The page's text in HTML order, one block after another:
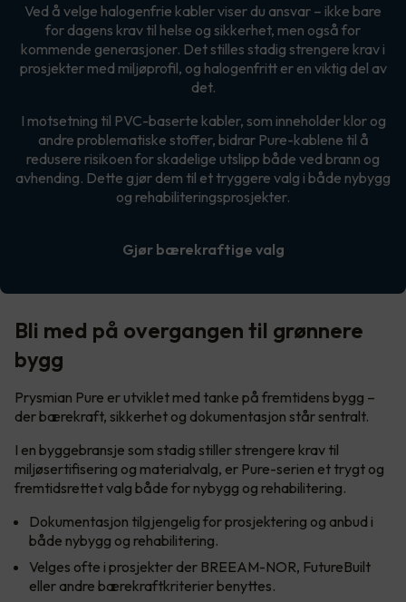
Ved å velge halogenfrie kabler viser du ansvar – ikke bare
for dagens krav til helse og sikkerhet, men også for
kommende generasjoner. Det stilles stadig strengere krav i
prosjekter med miljøprofil, og halogenfritt er en viktig del av
det.
I motsetning til PVC-baserte kabler, som inneholder klor og
andre problematiske stoffer, bidrar Pure-kablene til å
redusere risikoen for skadelige utslipp både ved brann og
avhending. Dette gjør dem til et tryggere valg i både nybygg
og rehabiliteringsprosjekter.
Gjør bærekraftige valg
Bli med på overgangen til grønnere
bygg
Prysmian Pure er utviklet med tanke på fremtidens bygg –
der bærekraft, sikkerhet og dokumentasjon står sentralt.
I en byggebransje som stadig stiller strengere krav til
miljøsertifisering og materialvalg, er Pure-serien et trygt og
fremtidsrettet valg både for nybygg og rehabilitering.
Dokumentasjon tilgjengelig for prosjektering og anbud i
både nybygg og rehabilitering.
Velges ofte i prosjekter der BREEAM-NOR, FutureBuilt
eller andre bærekraftkriterier benyttes.